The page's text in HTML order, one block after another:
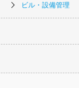
ビル・設備管理